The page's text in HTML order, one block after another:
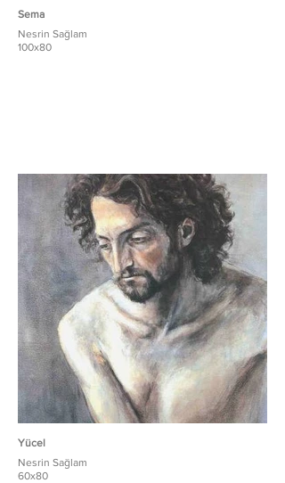
Sema
Nesrin Sağlam
100x80
Yücel
Nesrin Sağlam
60x80